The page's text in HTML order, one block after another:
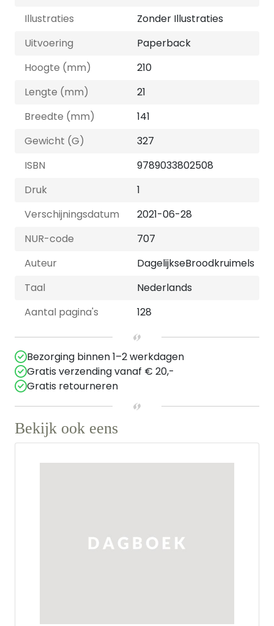
Illustraties
Zonder Illustraties
Uitvoering
Paperback
Hoogte (mm)
210
Lengte (mm)
21
Breedte (mm)
141
Gewicht (G)
327
ISBN
9789033802508
Druk
1
Verschijningsdatum
2021-06-28
NUR-code
707
Auteur
DagelijkseBroodkruimels
Taal
Nederlands
Aantal pagina's
128
Bezorging binnen 1–2 werkdagen
Gratis verzending vanaf € 20,-
Gratis retourneren
Bekijk ook eens